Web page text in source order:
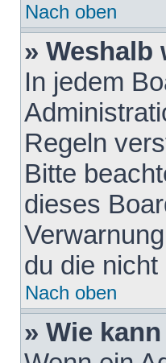
Nach oben
»
In jedem
Regeln
Bitte
dieses
du die
Nach oben
» Wie